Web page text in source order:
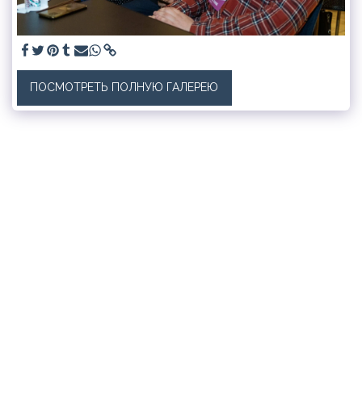
ПОСМОТРЕТЬ ПОЛНУЮ ГАЛЕРЕЮ